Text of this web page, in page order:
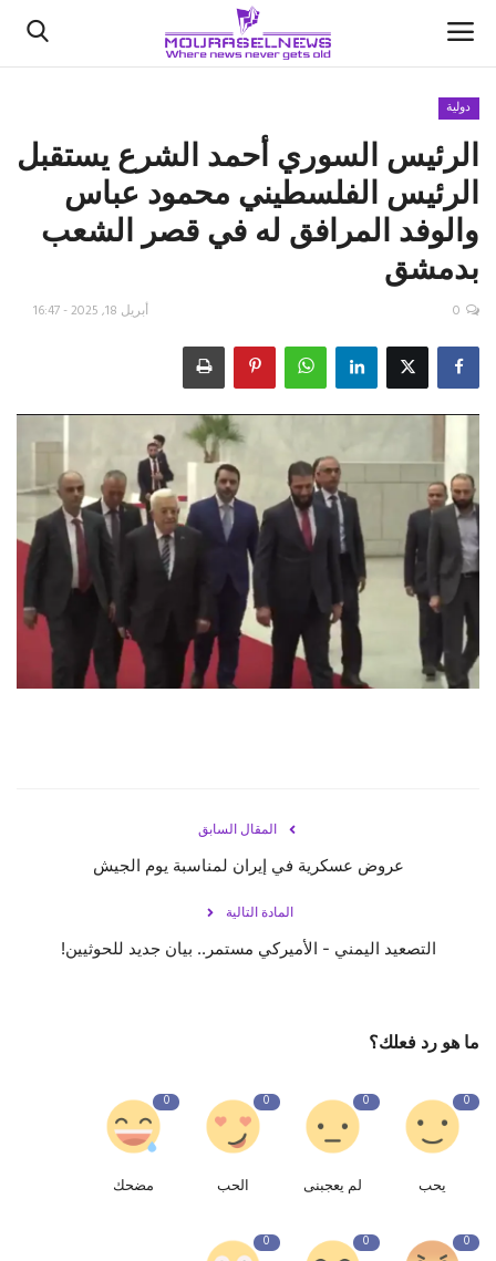
الأخبار
كتّابنا
السعودية
اقتصاد
علوم وتكنولوجيا
فيديو
حياة
دولية
الرئيس السوري أحمد الشرع يستقبل
الرئيس الفلسطيني محمود عباس
والوفد المرافق له في قصر الشعب
بدمشق
أبريل 18, 2025 - 16:47 0
المقال السابق
عروض عسكرية في إيران لمناسبة يوم الجيش
المادة التالية
التصعيد اليمني - الأميركي مستمر.. بيان جديد للحوثيين!
ما هو رد فعلك؟
0
يحب
0
لم يعجبنى
0
الحب
0
مضحك
0
0
0